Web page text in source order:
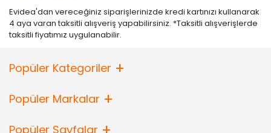
Evidea'dan vereceğiniz siparişlerinizde kredi kartınızı kullanarak
4 aya varan taksitli alışveriş yapabilirsiniz. *Taksitli alışverişlerde
taksitli fiyatımız uygulanabilir.
Popüler Kategoriler
Popüler Markalar
Popüler Sayfalar